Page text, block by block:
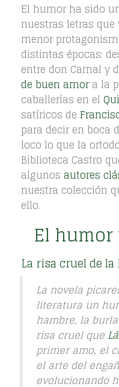
El humor ha sido
nuestras letras
menor
distintas épocas:
entre don Carnal y
de buen amora la
caballerías en el
satíricos de
para decir en boca
loco lo que la
Biblioteca Castro
algunos autores
nuestra colección
ello.
El
La risa cruel de la
La novela
literatura un
hambre, la
risa cruel que
primer amo, el
el arte del
evolucionando